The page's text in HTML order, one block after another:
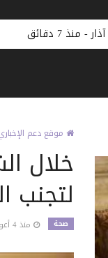
موقع دعم
خلال
لتجنب
صحة منذ 4 أعوام